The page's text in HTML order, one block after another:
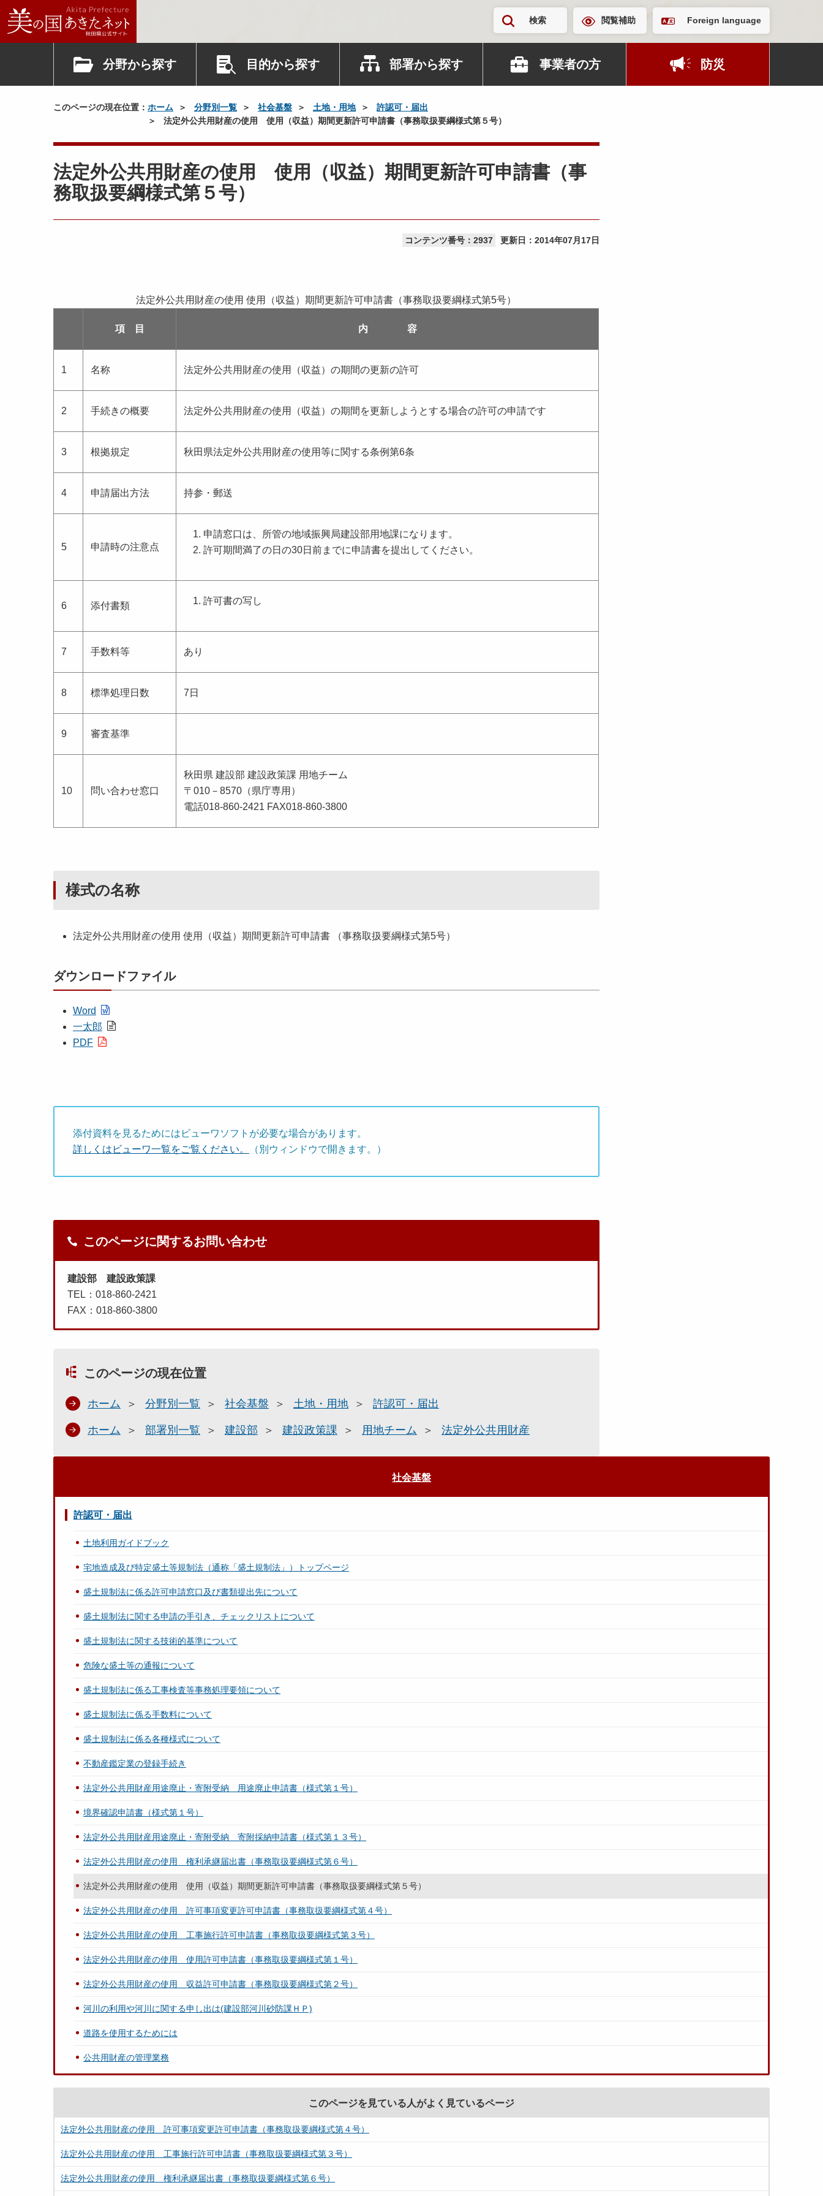
検索 閲覧補助 Foreign language
分野から探す 目的から探す 部署から探す 事業者の方 防災
このページの現在位置： ホーム 分野別一覧 社会基盤 土地・用地
許認可・届出
法定外公共用財産の使用 使用（収益）期間更新許可申請書（事務取扱要綱様式第５号）
法定外公共用財産の使用 使用（収益）期間更新許可申請書（事
務取扱要綱様式第５号）
コンテンツ番号：2937 更新日： 2014年07月17日
項 目 内 容
法定外公共用財産の使用 使用（収益）期間更新許可申請書（事務取扱要綱様式第5号）
1 名称 法定外公共用財産の使用（収益）の期間の更新の許可
2 手続きの概要 法定外公共用財産の使用（収益）の期間を更新しようとする場合の許可の申請です
3 根拠規定 秋田県法定外公共用財産の使用等に関する条例第6条
4 申請届出方法 持参・郵送
5 申請時の注意点
申請窓口は、所管の地域振興局建設部用地課になります。
許可期間満了の日の30日前までに申請書を提出してください。
6 添付書類 許可書の写し
7 手数料等 あり
8 標準処理日数 7日
9 審査基準
10 問い合わせ窓口
秋田県 建設部 建設政策課 用地チーム
〒010－8570（県庁専用）
電話018-860-2421 FAX018-860-3800
様式の名称
法定外公共用財産の使用 使用（収益）期間更新許可申請書 （事務取扱要綱様式第5号）
ダウンロードファイル
Word
一太郎
PDF
添付資料を見るためにはビューワソフトが必要な場合があります。
詳しくはビューワ一覧をご覧ください。
（別ウィンドウで開きます。）
このページに関するお問い合わせ
建設部 建設政策課
TEL：018-860-2421
FAX：018-860-3800
このページの現在位置
ホーム 分野別一覧 社会基盤 土地・用地 許認可・届出
ホーム 部署別一覧 建設部 建設政策課 用地チーム 法定外公共用財産
社会基盤
許認可・届出
土地利用ガイドブック
宅地造成及び特定盛土等規制法（通称「盛土規制法」）トップページ
盛土規制法に係る許可申請窓口及び書類提出先について
盛土規制法に関する申請の手引き、チェックリストについて
盛土規制法に関する技術的基準について
危険な盛土等の通報について
盛土規制法に係る工事検査等事務処理要領について
盛土規制法に係る手数料について
盛土規制法に係る各種様式について
不動産鑑定業の登録手続き
法定外公共用財産用途廃止・寄附受納 用途廃止申請書（様式第１号）
境界確認申請書（様式第１号）
法定外公共用財産用途廃止・寄附受納 寄附採納申請書（様式第１３号）
法定外公共用財産の使用 権利承継届出書（事務取扱要綱様式第６号）
法定外公共用財産の使用 使用（収益）期間更新許可申請書（事務取扱要綱様式第５号）
法定外公共用財産の使用 許可事項変更許可申請書（事務取扱要綱様式第４号）
法定外公共用財産の使用 工事施行許可申請書（事務取扱要綱様式第３号）
法定外公共用財産の使用 使用許可申請書（事務取扱要綱様式第１号）
法定外公共用財産の使用 収益許可申請書（事務取扱要綱様式第２号）
河川の利用や河川に関する申し出は(建設部河川砂防課ＨＰ)
道路を使用するためには
公共用財産の管理業務
このページを見ている人がよく見ているページ
法定外公共用財産の使用 許可事項変更許可申請書（事務取扱要綱様式第４号）
法定外公共用財産の使用 工事施行許可申請書（事務取扱要綱様式第３号）
法定外公共用財産の使用 権利承継届出書（事務取扱要綱様式第６号）